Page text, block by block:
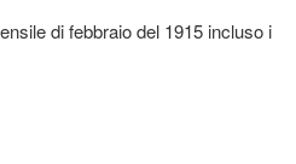
di febbraio del 1915 incluso i